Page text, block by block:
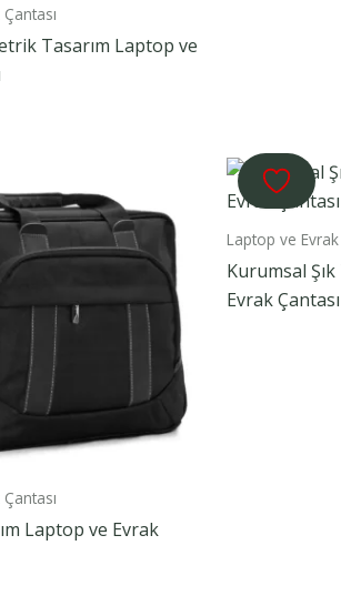
Tasarım Laptop ve
Laptop ve Evrak
Laptop ve Evrak
Kurumsal
Evrak Çantası